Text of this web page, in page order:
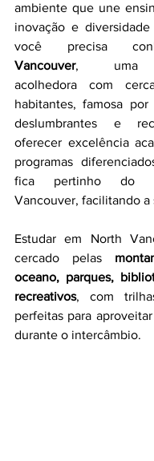
ambiente que une
inovação e
você precisa
Vancouver, uma
acolhedora com
habitantes, famosa por
deslumbrantes e
oferecer excelência
programas
fica pertinho do
Vancouver, facilitando a
Estudar em North
cercado pelas
oceano, parques,
recreativos, com
perfeitas para
durante o intercâmbio.